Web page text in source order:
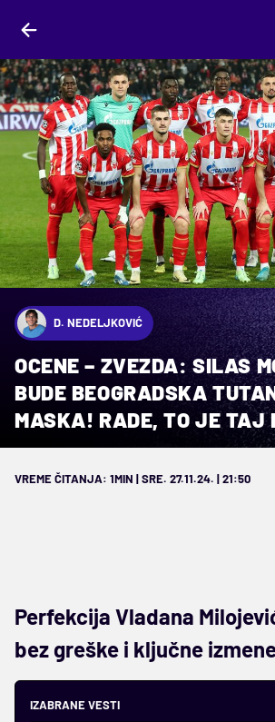
D. NEDELJKOVIĆ
OCENE – ZVEZDA: SILAS
BUDE BEOGRADSKA
MASKA! RADE, TO JE TAJ
VREME ČITANJA: 1MIN | SRE. 27.11.24. | 21:50
Perfekcija Vladana
bez greške i ključne
IZABRANE VESTI